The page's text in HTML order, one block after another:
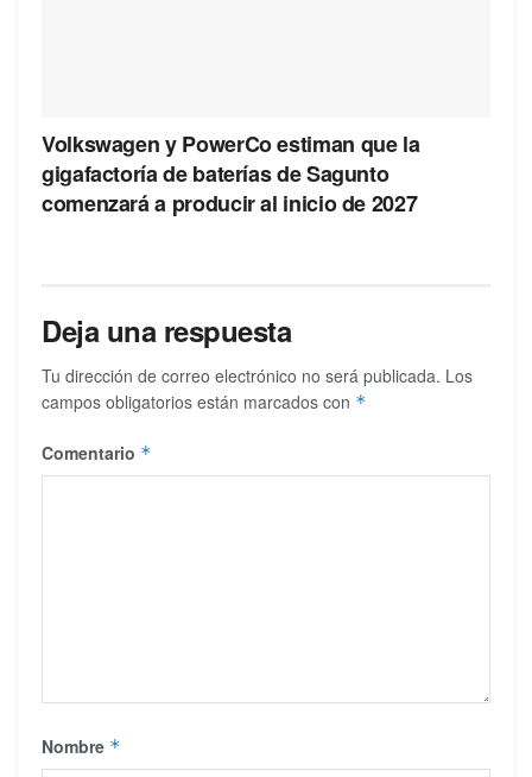
Volkswagen y PowerCo estiman que la
gigafactoría de baterías de Sagunto
comenzará a producir al inicio de 2027
Deja una respuesta
Tu dirección de correo electrónico no será publicada. Los
campos obligatorios están marcados con *
Comentario *
Nombre *